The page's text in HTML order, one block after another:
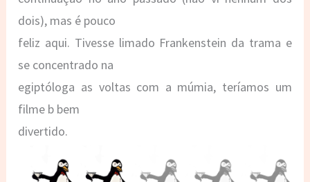
dois), mas é pouco
feliz aqui. Tivesse limado Frankenstein da trama e
se concentrado na
egiptóloga as voltas com a múmia, teríamos um
filme b bem
divertido.